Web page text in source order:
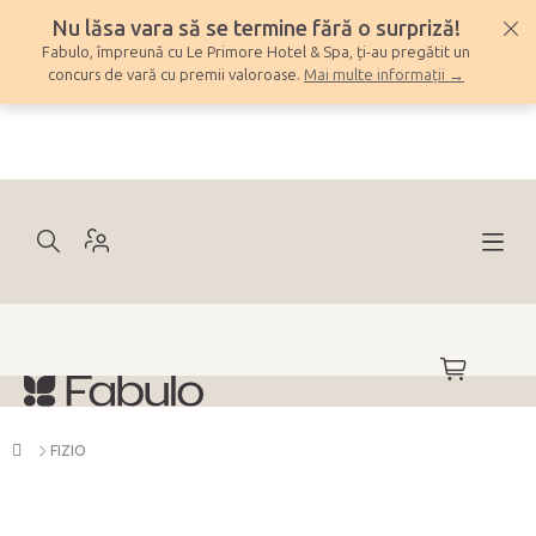
conținut
Nu lăsa vara să se termine fără o surpriză!
Fabulo, împreună cu Le Primore Hotel & Spa, ți-au pregătit un
concurs de vară cu premii valoroase. Mai multe informații →
COŞ
DE
AcasăFIZIO